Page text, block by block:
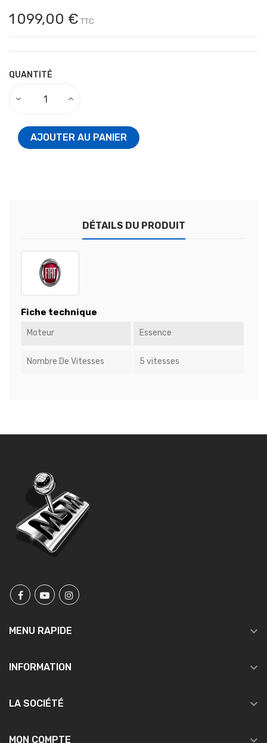
1 099,00 € TTC
QUANTITÉ
AJOUTER AU PANIER
DÉTAILS DU PRODUIT
Fiche technique
Moteur Essence
Nombre De Vitesses 5 vitesses
MENU RAPIDE 
INFORMATION 
LA SOCIÉTÉ 
MON COMPTE